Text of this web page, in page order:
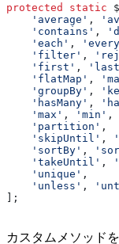
protected static
    'average'
,
    'contains'
,
    'each'
,
    'filter'
,
    'first'
,
    'flatMap'
,
    'groupBy'
,
    'hasMany'
,
    'max'
, 'min' ,
    'partition'
,
    'skipUntil'
,
    'sortBy'
,
    'takeUntil'
,
    'unique'
,
    'unless'
,
];
カスタムメソッド